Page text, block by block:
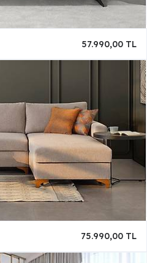
57.990,00 TL
75.990,00 TL